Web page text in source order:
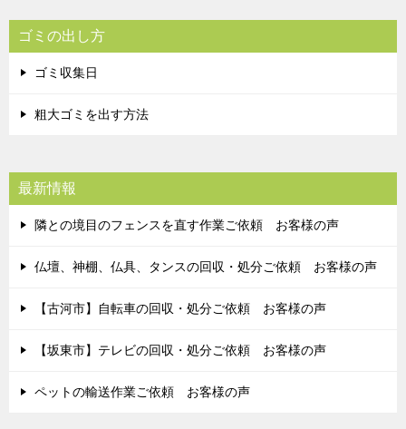
ゴミの出し方
ゴミ収集日
粗大ゴミを出す方法
最新情報
隣との境目のフェンスを直す作業ご依頼 お客様の声
仏壇、神棚、仏具、タンスの回収・処分ご依頼 お客様の声
【古河市】自転車の回収・処分ご依頼 お客様の声
【坂東市】テレビの回収・処分ご依頼 お客様の声
ペットの輸送作業ご依頼 お客様の声